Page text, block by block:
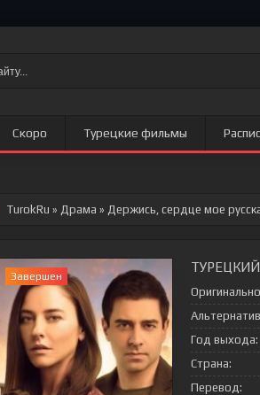
Скоро Турецкие фильмы
TurokRu » Драма » Держись, сердце мое
Завершен
Год выхода:
Страна:
Перевод: